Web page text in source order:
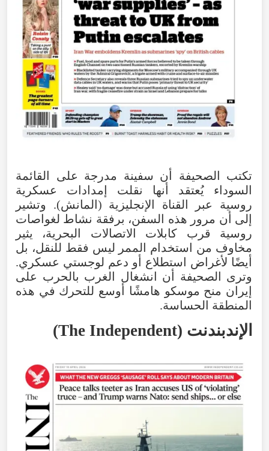
تكتب الصحيفة أن سفينة مدرجة على
القائمة
السوداء
يُعتقد أنها نقلت إمدادات
عسكرية
روسية
عبر القناة الإنجليزية ( المانش). وتشير
إلى أن مرور هذه السفن، برفقة نشاط لغواصات
روسية
قرب كابلات الاتصالات البحرية، يثير
مخاوف من استخدام الممر ليس فقط للنقل، بل
أيضًا لأغراض استطلاع أو دعم لوجستي عسكري.
وترى
الصحيفة أن انشغال الغرب بالحرب على
إيران منح موسكو هامشًا أوسع للتحرك في هذه
المنطقة الحساسة.
الإندبندنت (
The Independent
)